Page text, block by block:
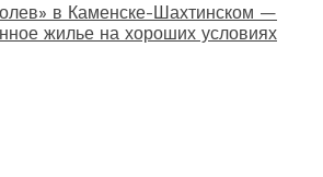
в Каменске-Шахтинском —
жилье на хороших условиях